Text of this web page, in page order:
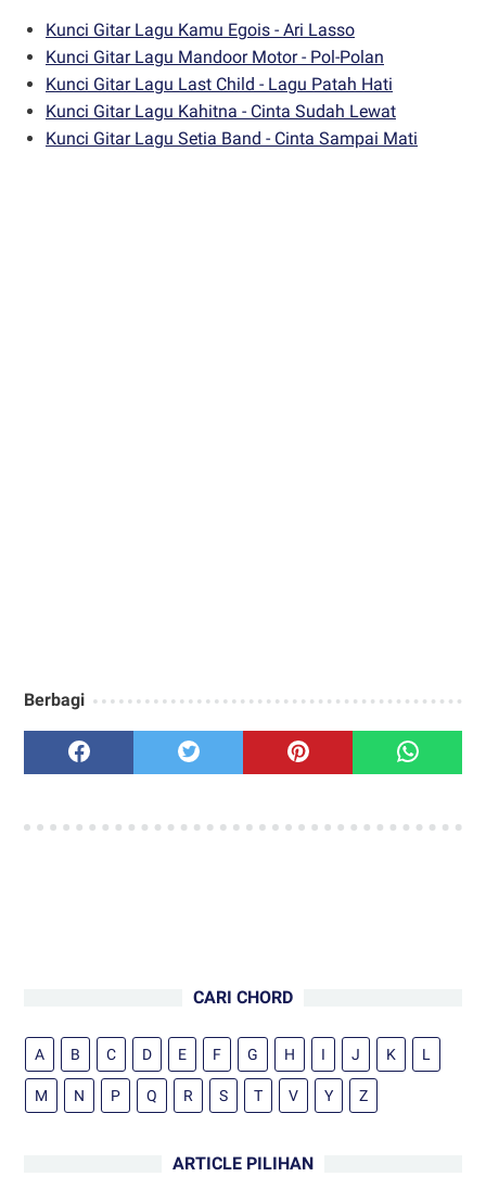
Kunci Gitar Lagu Kamu Egois - Ari Lasso
Kunci Gitar Lagu Mandoor Motor - Pol-Polan
Kunci Gitar Lagu Last Child - Lagu Patah Hati
Kunci Gitar Lagu Kahitna - Cinta Sudah Lewat
Kunci Gitar Lagu Setia Band - Cinta Sampai Mati
Berbagi
CARI CHORD
A B C D E F G H I J K L
M N P Q R S T V Y Z
ARTICLE PILIHAN